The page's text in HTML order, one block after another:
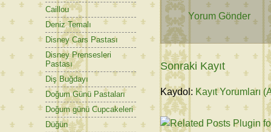
Yorum Gönder
Sonraki Kayıt
Kaydol: Kayıt Yorumları
Caillou
Deniz Temalı
Disney Cars Pastası
Disney Prensesleri
Pastası
Diş Buğdayı
Doğum Günü Pastaları
Doğum günü Cupcakeleri
Düğün